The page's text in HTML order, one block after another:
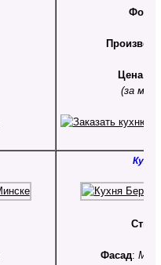
Цена:
(за
Фасад:МДФ